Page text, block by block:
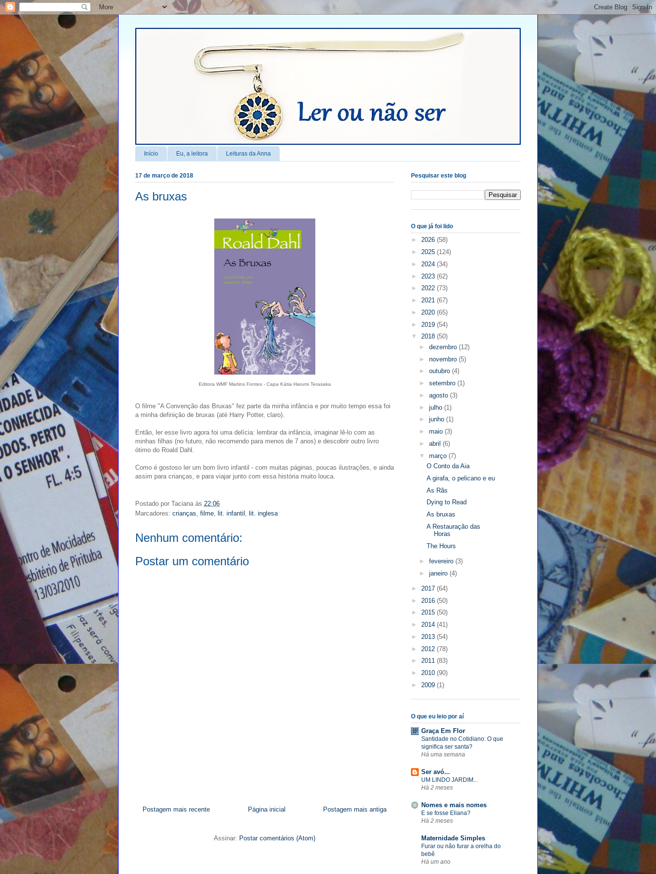
Início Eu, a leitora Leituras da Anna
17 de março de 2018
As bruxas
Editora WMF Martins Fontes - Capa Kátia Harumi Terasaka
O filme "A Convenção das Bruxas" fez parte da minha infância e por muito tempo essa foi
a minha definição de bruxas (até Harry Potter, claro).
Então, ler esse livro agora foi uma delícia: lembrar da infância, imaginar lê-lo com as
minhas filhas (no futuro, não recomendo para menos de 7 anos) e descobrir outro livro
ótimo do Roald Dahl.
Como é gostoso ler um bom livro infantil - com muitas páginas, poucas ilustrações, e ainda
assim para crianças, e para viajar junto com essa história muito louca.
Postado por Taciana às 22:06
Marcadores: crianças, filme, lit. infantil , lit. inglesa
Nenhum comentário:
Postar um comentário
Postagem mais recente Postagem mais antiga
Página inicial
Assinar: Postar comentários (Atom)
Pesquisar este blog
O que já foi lido
► 2026 (58)
► 2025 (124)
► 2024 (34)
► 2023 (62)
► 2022 (73)
► 2021 (67)
► 2020 (65)
► 2019 (54)
▼ 2018 (50)
► dezembro (12)
► novembro (5)
► outubro (4)
► setembro (1)
► agosto (3)
► julho (1)
► junho (1)
► maio (3)
► abril (6)
▼ março (7)
O Conto da Aia
A girafa, o pelicano e eu
As Rãs
Dying to Read
As bruxas
A Restauração das
Horas
The Hours
► fevereiro (3)
► janeiro (4)
► 2017 (64)
► 2016 (50)
► 2015 (50)
► 2014 (41)
► 2013 (54)
► 2012 (78)
► 2011 (83)
► 2010 (90)
► 2009 (1)
O que eu leio por aí
Graça Em Flor
Santidade no Cotidiano: O que
significa ser santa?
Há uma semana
Ser avó...
UM LINDO JARDIM...
Há 2 meses
Nomes e mais nomes
E se fosse Eliana?
Há 2 meses
Maternidade Simples
Furar ou não furar a orelha do
bebê
Há um ano